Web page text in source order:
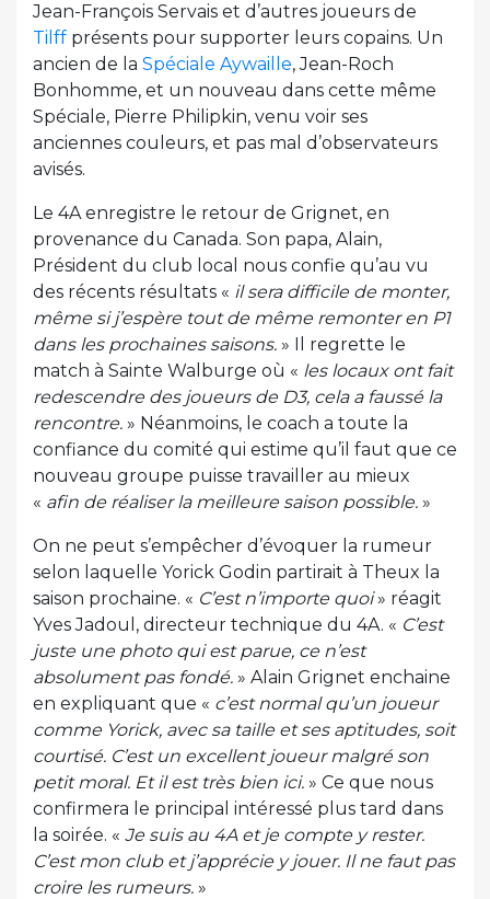
Jean-François Servais et d’autres joueurs de
Tilff présents pour supporter leurs copains. Un
ancien de la Spéciale Aywaille, Jean-Roch
Bonhomme, et un nouveau dans cette même
Spéciale, Pierre Philipkin, venu voir ses
anciennes couleurs, et pas mal d’observateurs
avisés.
Le 4A enregistre le retour de Grignet, en
provenance du Canada. Son papa, Alain,
Président du club local nous confie qu’au vu
des récents résultats « il sera difficile de monter,
même si j’espère tout de même remonter en P1
dans les prochaines saisons. » Il regrette le
match à Sainte Walburge où « les locaux ont fait
redescendre des joueurs de D3, cela a faussé la
rencontre. » Néanmoins, le coach a toute la
confiance du comité qui estime qu’il faut que ce
nouveau groupe puisse travailler au mieux
« afin de réaliser la meilleure saison possible. »
On ne peut s’empêcher d’évoquer la rumeur
selon laquelle Yorick Godin partirait à Theux la
saison prochaine. « C’est n’importe quoi» réagit
Yves Jadoul, directeur technique du 4A. « C’est
juste une photo qui est parue, ce n’est
absolument pas fondé. » Alain Grignet enchaine
en expliquant que « c’est normal qu’un joueur
comme Yorick, avec sa taille et ses aptitudes, soit
courtisé. C’est un excellent joueur malgré son
petit moral. Et il est très bien ici. » Ce que nous
confirmera le principal intéressé plus tard dans
la soirée. « Je suis au 4A et je compte y rester.
C’est mon club et j’apprécie y jouer. Il ne faut pas
croire les rumeurs. »